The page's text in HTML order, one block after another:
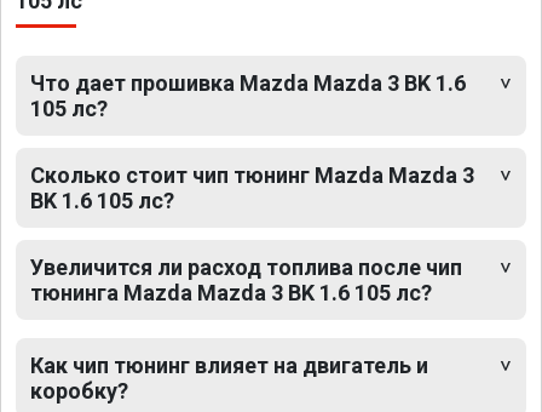
Что дает прошивка Mazda Mazda 3 BK 1.6
105 лс?
Сколько стоит чип тюнинг Mazda Mazda 3
BK 1.6 105 лс?
Увеличится ли расход топлива после чип
тюнинга Mazda Mazda 3 BK 1.6 105 лс?
Как чип тюнинг влияет на двигатель и
коробку?